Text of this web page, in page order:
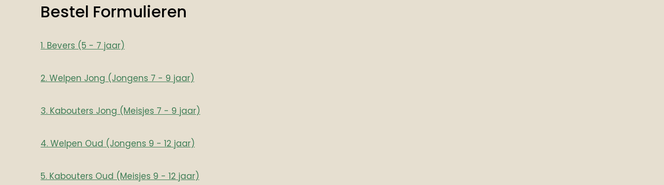
Bestel Formulieren
1. Bevers (5 - 7 jaar)
2. Welpen Jong (Jongens 7 - 9 jaar)
3. Kabouters Jong (Meisjes 7 - 9 jaar)
4. Welpen Oud (Jongens 9 - 12 jaar)
5. Kabouters Oud (Meisjes 9 - 12 jaar)